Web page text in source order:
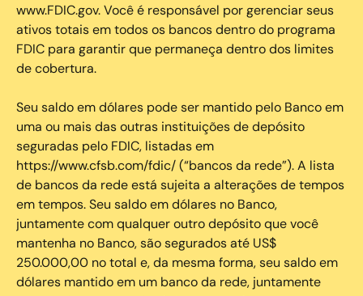
www.FDIC.gov. Você é responsável por gerenciar seus
ativos totais em todos os bancos dentro do programa
FDIC para garantir que permaneça dentro dos limites
de cobertura.
Seu saldo em dólares pode ser mantido pelo Banco em
uma ou mais das outras instituições de depósito
seguradas pelo FDIC, listadas em
https://www.cfsb.com/fdic/ (“bancos da rede”). A lista
de bancos da rede está sujeita a alterações de tempos
em tempos. Seu saldo em dólares no Banco,
juntamente com qualquer outro depósito que você
mantenha no Banco, são segurados até US$
250.000,00 no total e, da mesma forma, seu saldo em
dólares mantido em um banco da rede, juntamente